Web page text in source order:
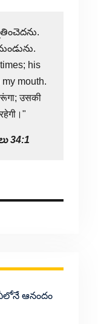
his
mouth.
उसकी
34:1
ఆనందం